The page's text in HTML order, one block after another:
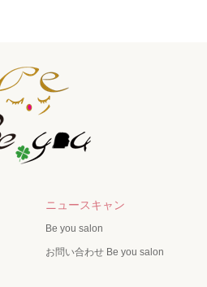
ニュースキャン
Be you salon
お問い合わせ Be you salon